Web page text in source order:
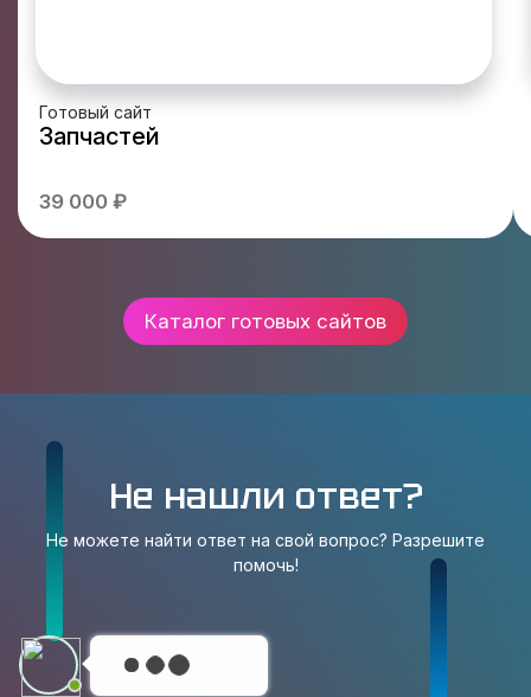
Готовый сайт
Запчастей
39 000 ₽
Каталог готовых сайтов
Не нашли ответ?
Не можете найти ответ на свой вопрос? Разрешите
помочь!